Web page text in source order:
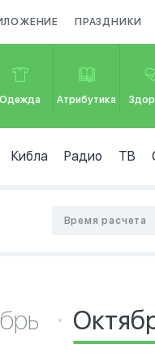
ПРАЗДНИКИ
Одежда Атрибутика
Кибла Радио ТВ
Время расчета